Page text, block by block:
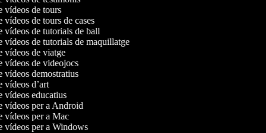
vídeos de tours
vídeos de tours de cases
vídeos de tutorials de ball
vídeos de tutorials de maquillatge
vídeos de viatge
vídeos de videojocs
vídeos demostratius
vídeos d’art
vídeos educatius
vídeos per a Android
vídeos per a Mac
vídeos per a Windows